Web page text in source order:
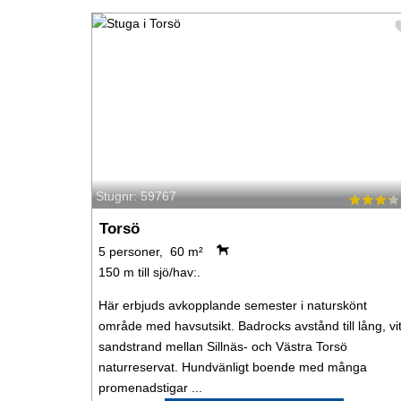
Stugnr: 59767
Torsö
5 personer, 60 m²
150 m till sjö/hav:.
Här erbjuds avkopplande semester i naturskönt
område med havsutsikt. Badrocks avstånd till lång, vit
sandstrand mellan Sillnäs- och Västra Torsö
naturreservat. Hundvänligt boende med många
promenadstigar ...